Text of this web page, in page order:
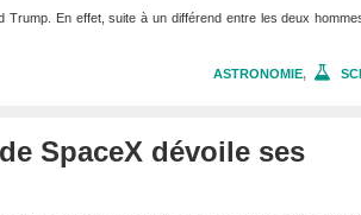
Trump. En effet, suite à un différend entre les deux
ASTRONOMIE,
SpaceX dévoile ses